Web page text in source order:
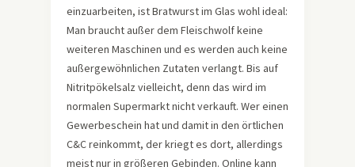
einzuarbeiten, ist Bratwurst im Glas wohl ideal:
Man braucht außer dem Fleischwolf keine
weiteren Maschinen und es werden auch keine
außergewöhnlichen Zutaten verlangt. Bis auf
Nitritpökelsalz vielleicht, denn das wird im
normalen Supermarkt nicht verkauft. Wer einen
Gewerbeschein hat und damit in den örtlichen
C&C reinkommt, der kriegt es dort, allerdings
meist nur in größeren Gebinden. Online kann